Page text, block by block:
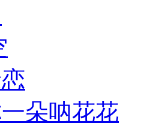
朵呐花花